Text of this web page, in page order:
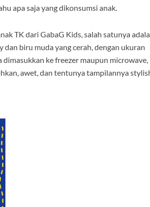
apa saja yang dikonsumsi anak.
TK dari GabaG Kids, salah satunya
biru muda yang cerah, dengan ukuran
dimasukkan ke freezer maupun microwave,
awet, dan tentunya tampilannya